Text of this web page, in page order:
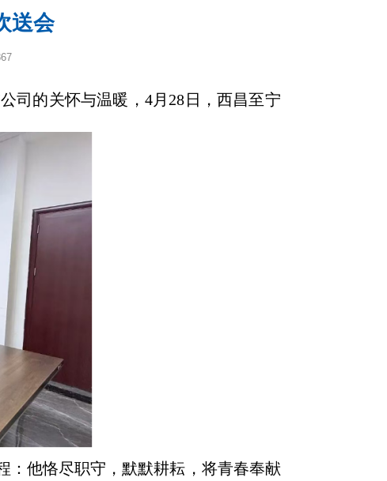
送会
司的关怀与温暖，4月28日，西昌至宁
：他恪尽职守，默默耕耘，将青春奉献